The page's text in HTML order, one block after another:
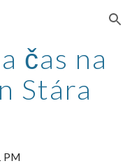
Skip to navigation
čas na
Stára
PM